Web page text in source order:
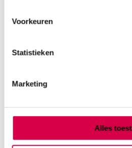
Voorkeuren
Statistieken
Marketing
Alles